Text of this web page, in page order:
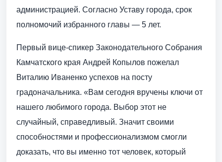
администрацией. Согласно Уставу города, срок
полномочий избранного главы — 5 лет.
Первый вице-спикер Законодательного Собрания
Камчатского края Андрей Копылов пожелал
Виталию Иваненко успехов на посту
градоначальника. «Вам сегодня вручены ключи от
нашего любимого города. Выбор этот не
случайный, справедливый. Значит своими
способностями и профессионализмом смогли
доказать, что вы именно тот человек, который